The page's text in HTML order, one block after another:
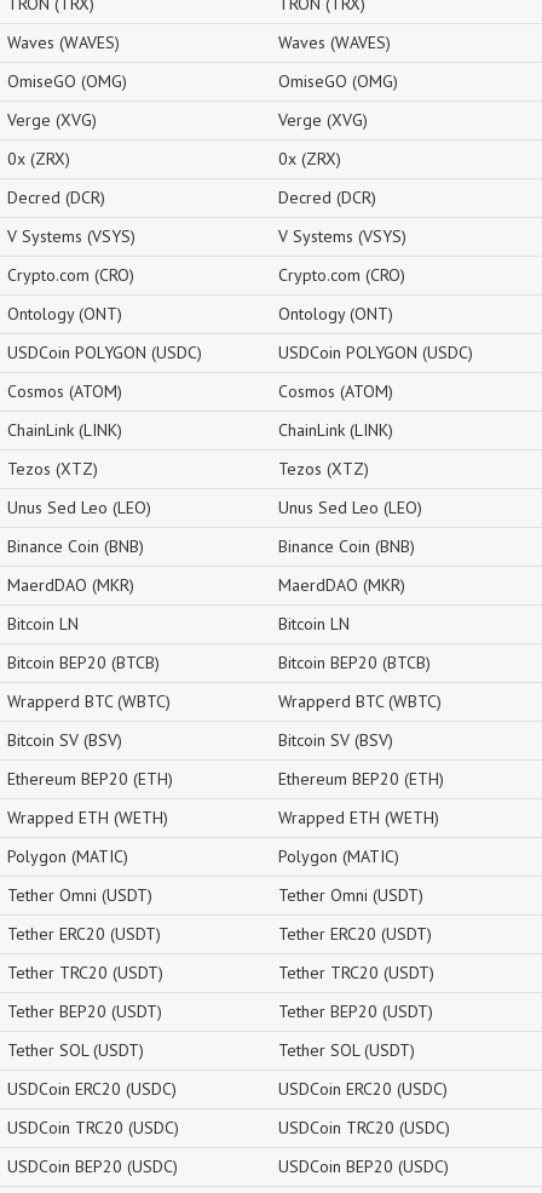
Waves (WAVES)
OmiseGO (OMG)
Verge (XVG)
0x (ZRX)
Decred (DCR)
V Systems (VSYS)
Crypto.com (CRO)
Ontology (ONT)
USDCoin POLYGON (USDC)
Cosmos (ATOM)
ChainLink (LINK)
Tezos (XTZ)
Unus Sed Leo (LEO)
Binance Coin (BNB)
MaerdDAO (MKR)
Bitcoin LN
Bitcoin BEP20 (BTCB)
Wrapperd BTC (WBTC)
Bitcoin SV (BSV)
Ethereum BEP20 (ETH)
Wrapped ETH (WETH)
Polygon (MATIC)
Tether Omni (USDT)
Tether ERC20 (USDT)
Tether TRC20 (USDT)
Tether BEP20 (USDT)
Tether SOL (USDT)
USDCoin ERC20 (USDC)
USDCoin TRC20 (USDC)
USDCoin BEP20 (USDC)
Waves (WAVES)
OmiseGO (OMG)
Verge (XVG)
0x (ZRX)
Decred (DCR)
V Systems (VSYS)
Crypto.com (CRO)
Ontology (ONT)
USDCoin POLYGON (USDC)
Cosmos (ATOM)
ChainLink (LINK)
Tezos (XTZ)
Unus Sed Leo (LEO)
Binance Coin (BNB)
MaerdDAO (MKR)
Bitcoin LN
Bitcoin BEP20 (BTCB)
Wrapperd BTC (WBTC)
Bitcoin SV (BSV)
Ethereum BEP20 (ETH)
Wrapped ETH (WETH)
Polygon (MATIC)
Tether Omni (USDT)
Tether ERC20 (USDT)
Tether TRC20 (USDT)
Tether BEP20 (USDT)
Tether SOL (USDT)
USDCoin ERC20 (USDC)
USDCoin TRC20 (USDC)
USDCoin BEP20 (USDC)